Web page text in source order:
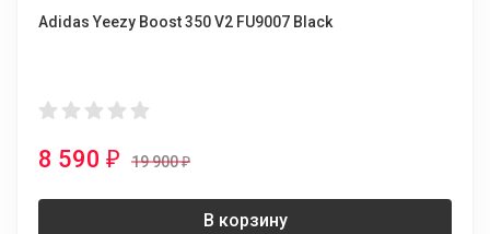
Adidas Yeezy Boost 350 V2 FU9007 Black
8 590 ₽ 19 900₽
В корзину